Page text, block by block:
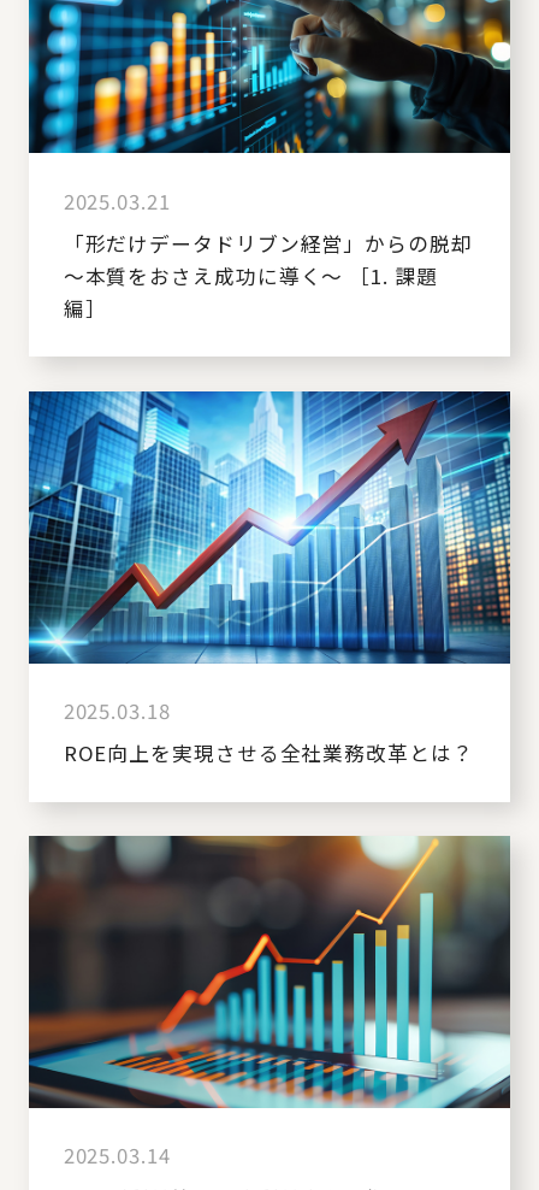
2025.03.21
「形だけデータドリブン経営」からの脱却
～本質をおさえ成功に導く～ ［1. 課題
編］
2025.03.18
ROE向上を実現させる全社業務改革とは？
2025.03.14